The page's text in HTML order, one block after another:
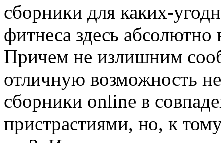
сборники для каких-
фитнеса здесь
Причем не излишним
отличную возможность
сборники online в
пристрастиями, но, к